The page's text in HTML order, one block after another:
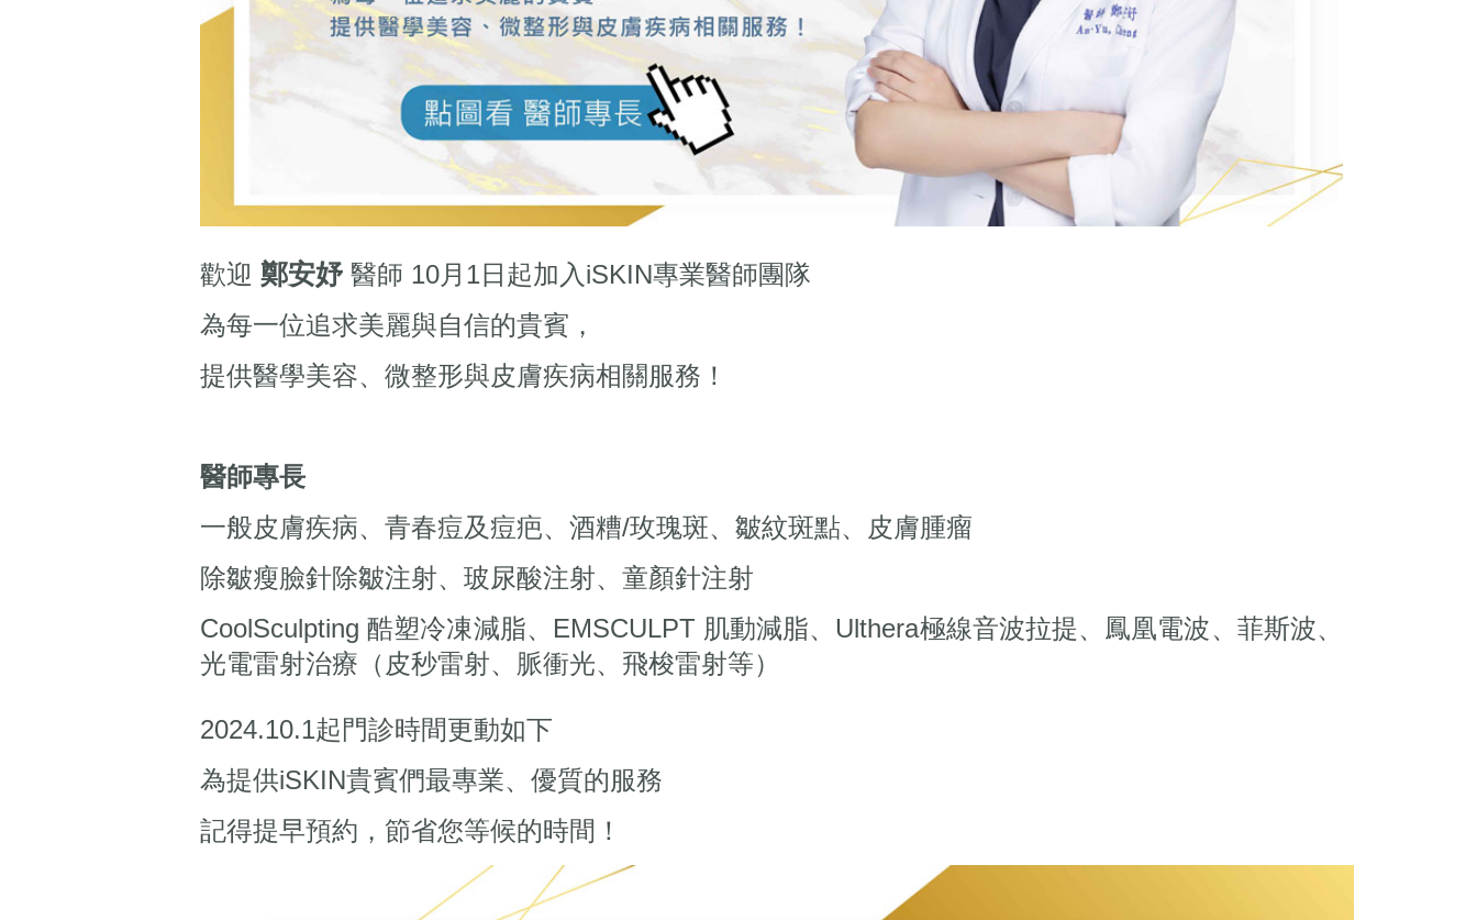
歡迎 鄭安妤 醫師 10月1日起加入iSKIN專業醫師團隊
為每一位追求美麗與自信的貴賓，
提供醫學美容、微整形與皮膚疾病相關服務！
醫師專長
一般皮膚疾病、青春痘及痘疤、酒糟/玫瑰斑、皺紋斑點、皮膚腫瘤
除皺瘦臉針除皺注射、玻尿酸注射、童顏針注射
CoolSculpting 酷塑冷凍減脂、EMSCULPT 肌動減脂、Ulthera極線音波拉提、鳳凰電波、菲斯波、
光電雷射治療（皮秒雷射、脈衝光、飛梭雷射等）
2024.10.1起門診時間更動如下
為提供iSKIN貴賓們最專業、優質的服務
記得提早預約，節省您等候的時間！